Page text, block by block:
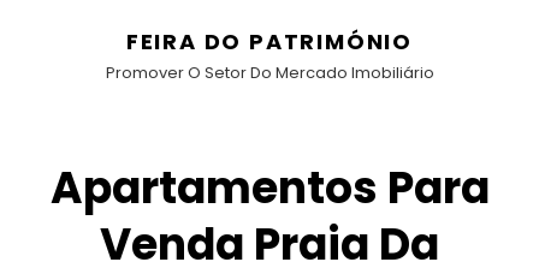
FEIRA DO PATRIMÓNIO
Promover O Setor Do Mercado Imobiliário
Apartamentos Para
Venda Praia Da